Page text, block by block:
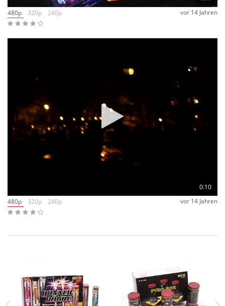
480p
320p 240p vor 14 Jahren
0:10
480p
320p 240p vor 14 Jahren